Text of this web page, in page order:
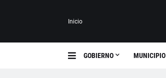
Inicio
GOBIERNO MUNICIPIO